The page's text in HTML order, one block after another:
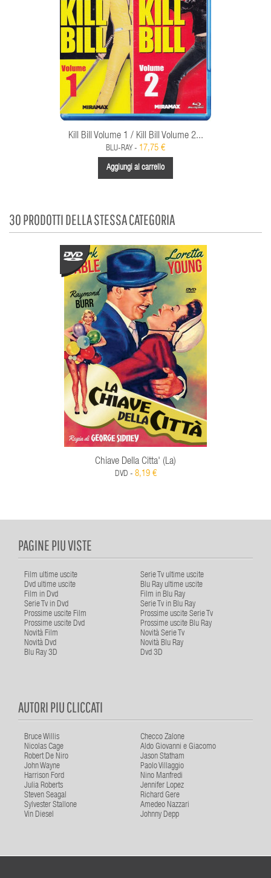
Kill Bill Volume 1 / Kill Bill Volume 2...
BLU-RAY - 17,75 €
Aggiungi al carrello
30 PRODOTTI DELLA STESSA CATEGORIA
Chiave Della Citta' (La)
DVD - 8,19 €
PAGINE PIU VISTE
Film ultime uscite
Serie Tv ultime uscite
Dvd ultime uscite
Blu Ray ultime uscite
Film in Dvd
Film in Blu Ray
Serie Tv in Dvd
Serie Tv in Blu Ray
Prossime uscite Film
Prossime uscite Serie Tv
Prossime uscite Dvd
Prossime uscite Blu Ray
Novità Film
Novità Serie Tv
Novità Dvd
Novità Blu Ray
Blu Ray 3D
Dvd 3D
AUTORI PIU CLICCATI
Bruce Willis
Checco Zalone
Nicolas Cage
Aldo Giovanni e Giacomo
Robert De Niro
Jason Statham
John Wayne
Paolo Villaggio
Harrison Ford
Nino Manfredi
Julia Roberts
Jennifer Lopez
Steven Seagal
Richard Gere
Sylvester Stallone
Amedeo Nazzari
Vin Diesel
Johnny Depp